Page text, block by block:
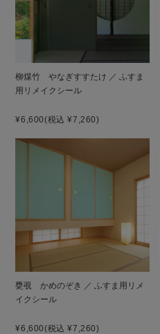
柳煤竹 やなぎすすたけ ／ ふすま
用リメイクシール
¥6,600(税込 ¥7,260)
甕覗 かめのぞき ／ ふすま用リメ
イクシール
¥6,600(税込 ¥7,260)